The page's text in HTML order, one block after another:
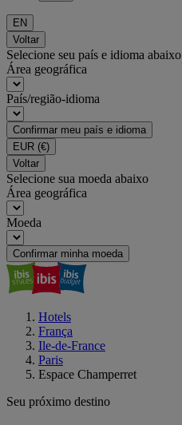
EN
Voltar
Selecione seu país e idioma abaixo
Área geográfica
País/região-idioma
Confirmar meu país e idioma
EUR (€)
Voltar
Selecione sua moeda abaixo
Área geográfica
Moeda
Confirmar minha moeda
Hotels
França
Ile-de-France
Paris
Espace Champerret
Seu próximo destino